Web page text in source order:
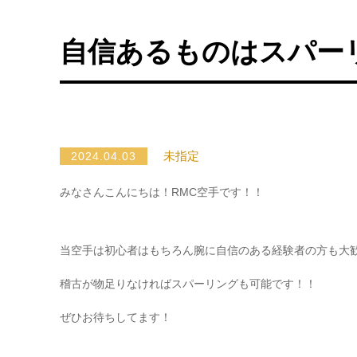
自信あるものはスパー
2024.04.03 未指定
みなさんこんにちは！RMC空手です！！
当空手は初心者はもちろん腕に自信のある経験者の方も大
稽古が物足りなければスパーリングも可能です！！
ぜひお待ちしてます！